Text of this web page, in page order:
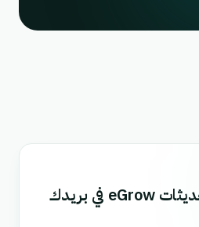
احصل على آخر تحديثات eGrow في بريدك